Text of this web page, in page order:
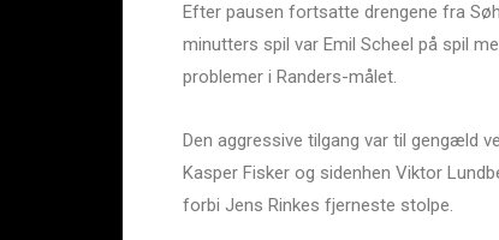
Efter pausen fortsatte drengene fra
minutters spil var Emil Scheel på spil
problemer i Randers-målet.
Den aggressive tilgang var til gengæld
Kasper Fisker og sidenhen Viktor
forbi Jens Rinkes fjerneste stolpe.